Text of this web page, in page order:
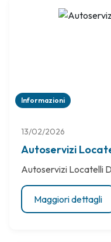
Informazioni
13/02/2026
Autoservizi
Autoservizi Locatelli
Maggiori dettagli